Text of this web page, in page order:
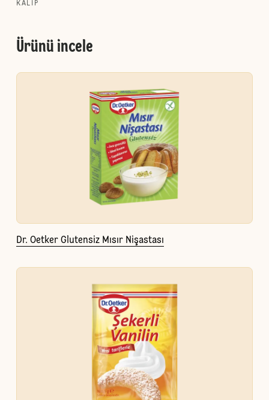
KALIP
Ürünü incele
Dr. Oetker Glutensiz Mısır Nişastası